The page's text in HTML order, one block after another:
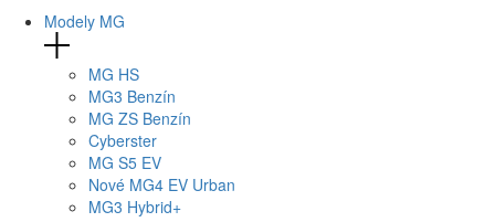
Modely MG
MG HS
MG3 Benzín
MG ZS Benzín
Cyberster
MG S5 EV
Nové MG4 EV Urban
MG3 Hybrid+